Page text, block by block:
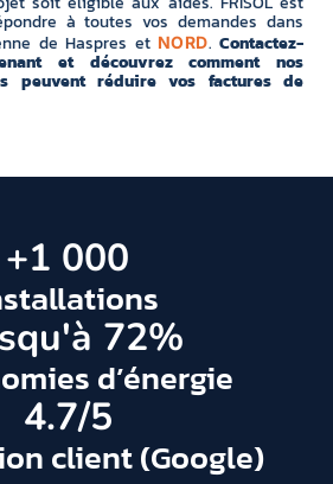
à toutes vos demandes dans
de Haspres et NORD.Contactez-
et découvrez comment nos
peuvent réduire vos factures de
+1 000
d’énergie
72%
client (Google)
4.7/5